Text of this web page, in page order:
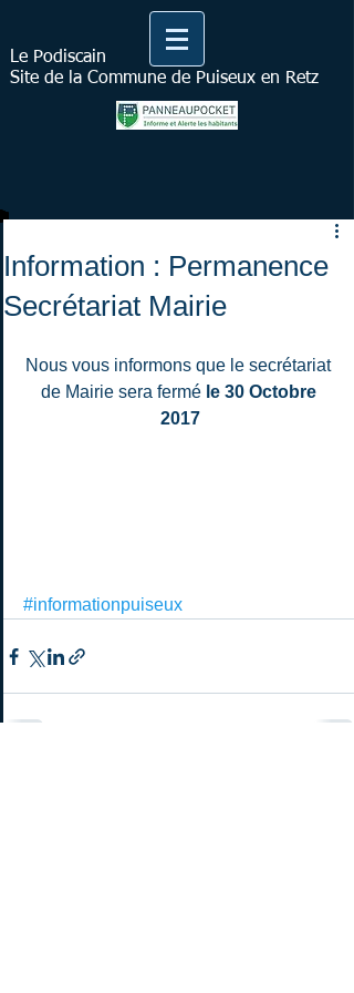
Le Podiscain
Site de la Commune de Puiseux en Retz
Information : Permanence
Secrétariat Mairie
Nous vous informons que le secrétariat
de Mairie sera fermé le 30 Octobre
2017
#informationpuiseux